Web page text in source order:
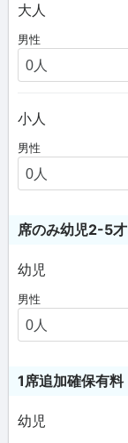
大人
男性
小人
男性
席のみ幼児2-5才
幼児
男性
1席追加確保有料
幼児